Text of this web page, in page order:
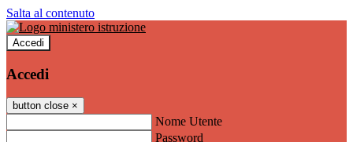
Salta al contenuto
Accedi
Accedi
button close ×
Nome Utente
Password